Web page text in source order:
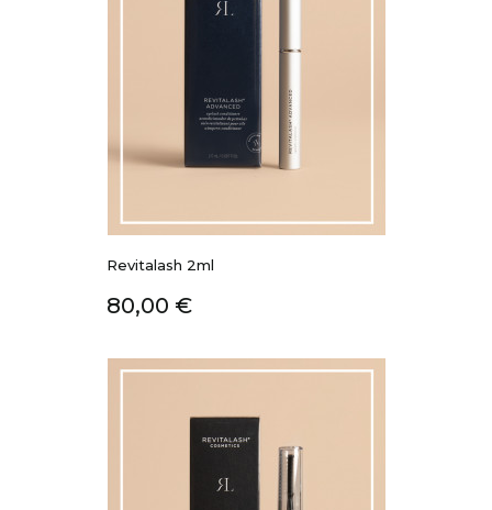
Revitalash 2ml
Prix
80,00 €